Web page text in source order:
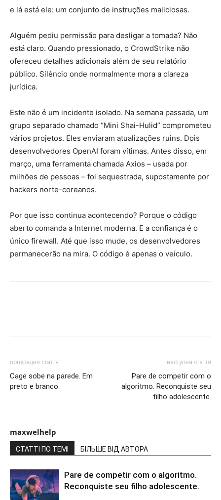
e lá está ele: um conjunto de instruções maliciosas.
Alguém pediu permissão para desligar a tomada? Não
está claro. Quando pressionado, o CrowdStrike não
ofereceu detalhes adicionais além de seu relatório
público. Silêncio onde normalmente mora a clareza
jurídica.
Este não é um incidente isolado. Na semana passada, um
grupo separado chamado “Mini Shai-Hulid” comprometeu
vários projetos. Eles enviaram atualizações ruins. Dois
desenvolvedores OpenAI foram vítimas. Antes disso, em
março, uma ferramenta chamada Axios – usada por
milhões de pessoas – foi sequestrada, supostamente por
hackers norte-coreanos.
Por que isso continua acontecendo? Porque o código
aberto comanda a Internet moderna. E a confiança é o
único firewall. Até que isso mude, os desenvolvedores
permanecerão na mira. O código é apenas o veículo.
попередня стаття
Cage sobe na parede. Em
preto e branco.
наступна стаття
Pare de competir com o
algoritmo. Reconquiste seu
filho adolescente.
maxwelhelp
СТАТТІ ПО ТЕМІ БІЛЬШЕ ВІД АВТОРА
Pare de competir com o algoritmo.
Reconquiste seu filho adolescente.